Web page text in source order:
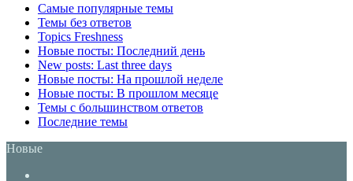
Самые популярные темы
Темы без ответов
Topics Freshness
Новые посты: Последний день
New posts: Last three days
Новые посты: На прошлой неделе
Новые посты: В прошлом месяце
Темы с большинством ответов
Последние темы
Новые